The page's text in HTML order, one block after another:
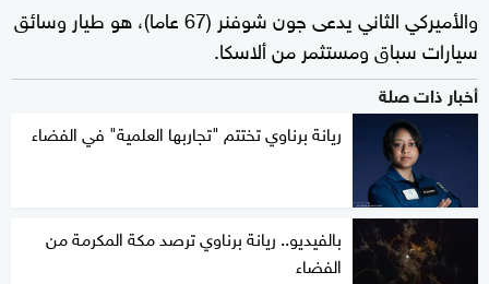
والأميركي الثاني يدعى جون شوفنر (67 عاما)، هو طيار وسائق
سيارات سباق ومستثمر من ألاسكا.
أخبار ذات صلة
ريانة برناوي تختتم "تجاربها العلمية" في الفضاء
بالفيديو.. ريانة برناوي ترصد مكة المكرمة من
الفضاء